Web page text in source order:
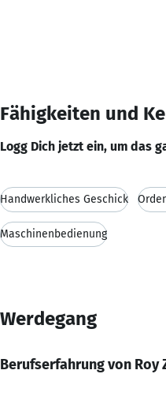
Fähigkeiten und
Logg Dich jetzt ein, um das
Handwerkliches Geschick
Maschinenbedienung
Werdegang
Berufserfahrung von Roy